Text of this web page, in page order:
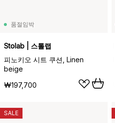
품절임박
Stolab | 스톨랩
피노키오 시트 쿠션, Linen
beige
₩197,700
SALE